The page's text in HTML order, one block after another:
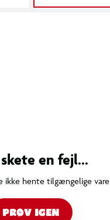
en fejl...
ikke hente tilgængelige
PRØV IGEN